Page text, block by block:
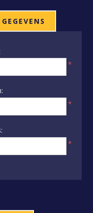
*
*
*